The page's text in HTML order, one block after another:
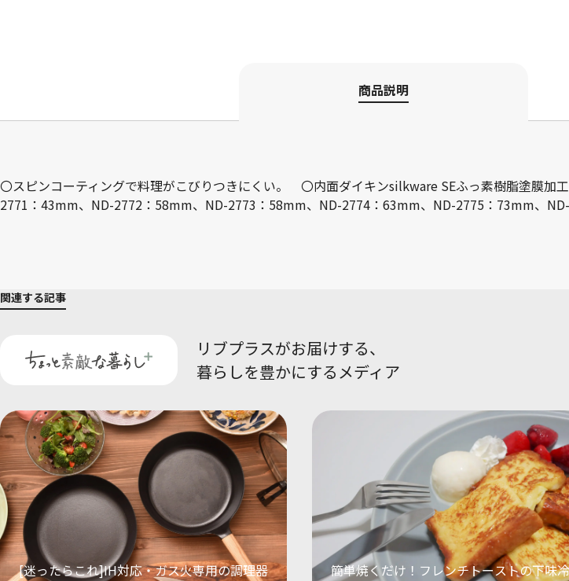
商品説明
〇スピンコーティングで料理がこびりつきにくい。 〇内面ダイキンsilkware SEふっ素樹脂塗膜
2771：43mm、ND-2772：58mm、ND-2773：58mm、ND-2774：63mm、ND-2775：73mm、
関連する記事
リブプラスがお届けする、
暮らしを豊かにするメディア
[迷ったらこれ]IH対応・ガス火専用の調理器
簡単焼くだけ！フレンチトーストの下味